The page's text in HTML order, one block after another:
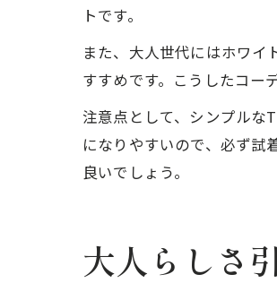
トです。
また、大人世代にはホワイ
すすめです。こうしたコー
注意点として、シンプルな
になりやすいので、必ず試
良いでしょう。
大人らしさ